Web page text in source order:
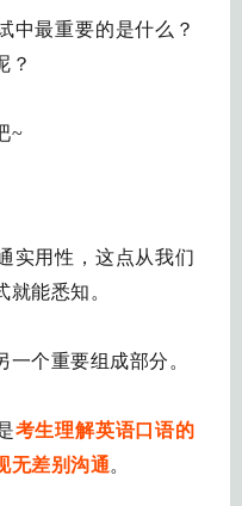
中最重要的是什么？
？
~
实用性，这点从我们
能悉知。
个重要组成部分。
考生理解英语口语的
无差别沟通。